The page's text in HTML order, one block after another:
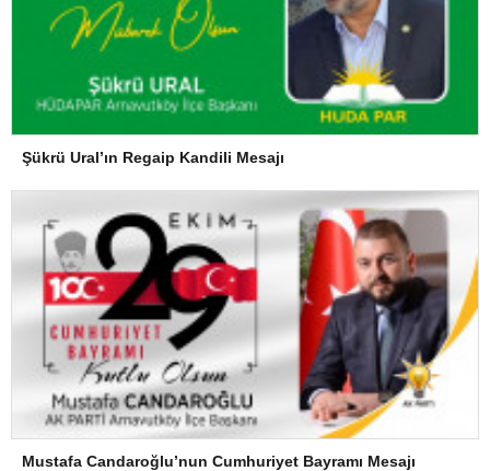
Şükrü Ural’ın Regaip Kandili Mesajı
Mustafa Candaroğlu’nun Cumhuriyet Bayramı Mesajı